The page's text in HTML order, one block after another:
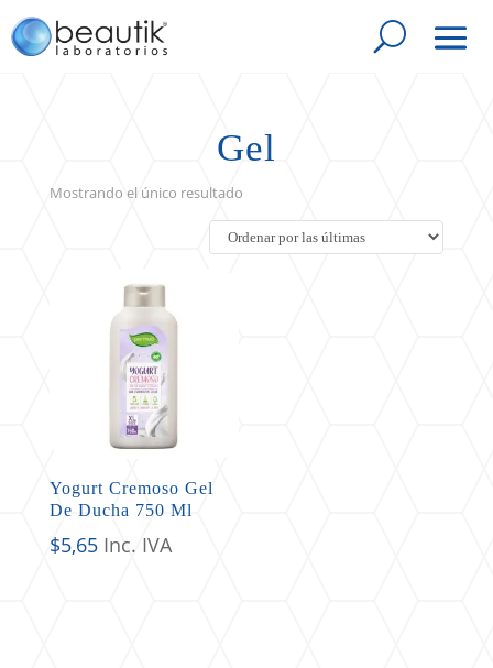
Gel
Mostrando el único resultado
Yogurt Cremoso Gel
De Ducha 750 Ml
$5,65 Inc. IVA